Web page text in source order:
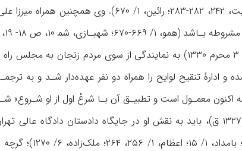
۱۳۲۴-۱۳۲۷ ق) رفت و او را به عضویت مجمع درآورد (آدمیت، ۲۴۲،
شم‍ ۱۰، ص ۱۸- ۱۹، شم‍ ۱۱، ص ۲۵).
عدلیه شده و ادارۀ تنقیح لوایح را همراه دو نفر عهده‌دار شـد و به
معمـول است و تطبیـق آن بـا شرعْ اول از او شـروع» شـد (نک‍
از مهم‌ترین فعالیتهای سیاسیِ زنجانی پس از فتح تهران (۱۳۲۷ ق)، باید به نقش او در
حکم اعدام وی اشاره کرد